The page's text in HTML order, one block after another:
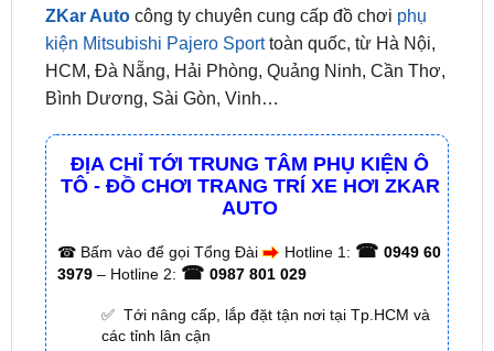
HCM, Đà Nẵng, Hải Phòng, Quảng Ninh, Cần Thơ,
Bình Dương, Sài Gòn, Vinh…
ĐỊA CHỈ TỚI TRUNG TÂM PHỤ KIỆN Ô
TÔ - ĐỒ CHƠI TRANG TRÍ XE HƠI ZKAR
☎Bấm vào để gọi Tổng Đài Hotline 1:☎ 0949 60
0987 801 029
✅ Tới nâng cấp, lắp đặt tận nơi tại Tp.HCM và
các tỉnh lân cận
✅ Cam kết: Tư vấn tận nơi miễn phí, hàng hóa
kém chất lượng ( hay lỗi do nhà sản xuất ) =>